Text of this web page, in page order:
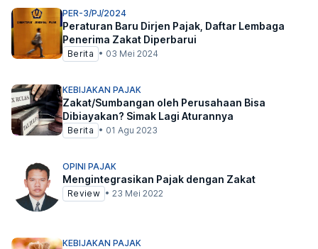
PER-3/PJ/2024
Peraturan Baru Dirjen Pajak, Daftar Lembaga
Penerima Zakat Diperbarui
Berita • 03 Mei 2024
KEBIJAKAN PAJAK
Zakat/Sumbangan oleh Perusahaan Bisa
Dibiayakan? Simak Lagi Aturannya
Berita • 01 Agu 2023
OPINI PAJAK
Mengintegrasikan Pajak dengan Zakat
Review • 23 Mei 2022
KEBIJAKAN PAJAK